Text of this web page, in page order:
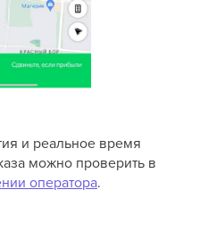
и реальное время
можно проверить в
оператора.